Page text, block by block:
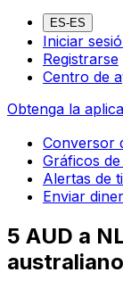
ES-ES
Iniciar
Registrarse
Centro de
Obtenga la
Conversor
Gráficos de
Alertas de
Enviar
5 AUD a